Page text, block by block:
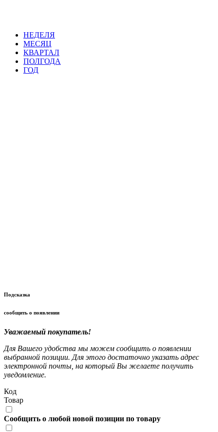
НЕДЕЛЯ
МЕСЯЦ
КВАРТАЛ
ПОЛГОДА
ГОД
Подсказка
сообщить о появлении
Уважаемый покупатель!
Для Вашего удобства мы можем сообщить о появлении
выбранной позиции. Для этого достаточно указать адрес
электронной почты, на который Вы желаете получить
уведомление.
Код
Товар
Сообщить о любой новой позиции по товару